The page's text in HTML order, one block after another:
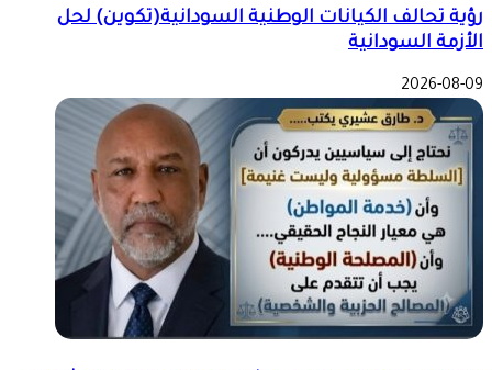
رؤية تحالف الكيانات الوطنية السودانية(تكوين) لحل
الأزمة السودانية
2026-08-09